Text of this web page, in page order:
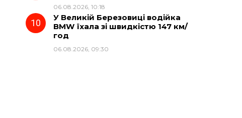
06.08.2026, 10:18
У Великій Березовиці водійка
BMW їхала зі швидкістю 147 км/
год
06.08.2026, 09:30